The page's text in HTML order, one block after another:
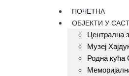
ПОЧЕТНА
ОБЈЕКТИ У
Централна
Музеј
Родна